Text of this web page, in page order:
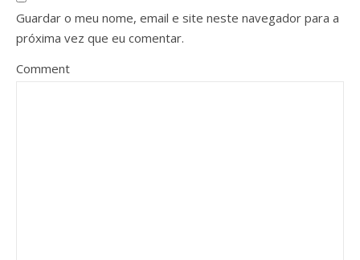
Guardar o meu nome, email e site neste navegador para a
próxima vez que eu comentar.
Comment